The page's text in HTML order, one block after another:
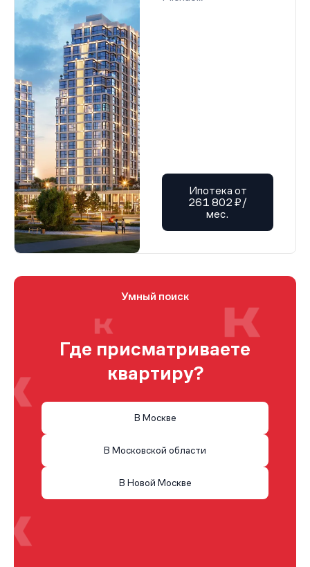
Ипотека от
261 802 ₽/
мес.
Умный поиск
Где присматриваете
квартиру?
В Москве
В Московской области
В Новой Москве